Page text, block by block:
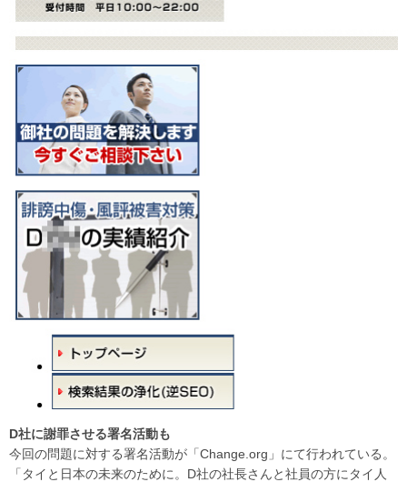
D社に謝罪させる署名活動も
今回の問題に対する署名活動が「Change.org」にて行われている。
「タイと日本の未来のために。D社の社長さんと社員の方にタイ人